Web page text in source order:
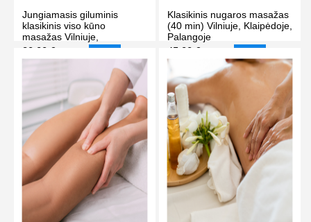
Jungiamasis giluminis
klasikinis viso kūno
masažas Vilniuje,
Klaipėdoje, Palangoje (90
min.)
80.00 €
Klasikinis nugaros masažas
(40 min) Vilniuje, Klaipėdoje,
Palangoje
45.00 €